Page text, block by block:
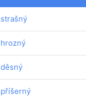
strašný
hrozný
děsný
příšerný